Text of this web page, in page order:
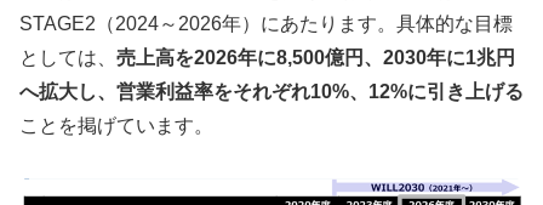
STAGE2（2024～2026年）にあたります。具体的な目標
としては、 売上高を2026年に8,500億円、2030年に1兆円
へ拡大し、営業利益率をそれぞれ10%、12%に引き上げる
ことを掲げています。